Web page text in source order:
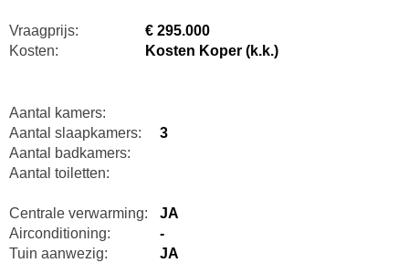
Vraagprijs:
€ 295.000
Kosten:
Kosten Koper (k.k.)
Aantal kamers:
Aantal slaapkamers:
3
Aantal badkamers:
Aantal toiletten:
Centrale verwarming:
JA
Airconditioning:
-
Tuin aanwezig:
JA